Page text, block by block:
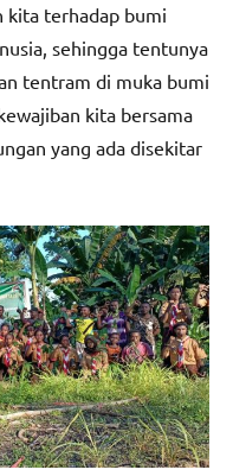
kita terhadap bumi
sehingga tentunya
tentram di muka bumi
kita bersama
yang ada disekitar